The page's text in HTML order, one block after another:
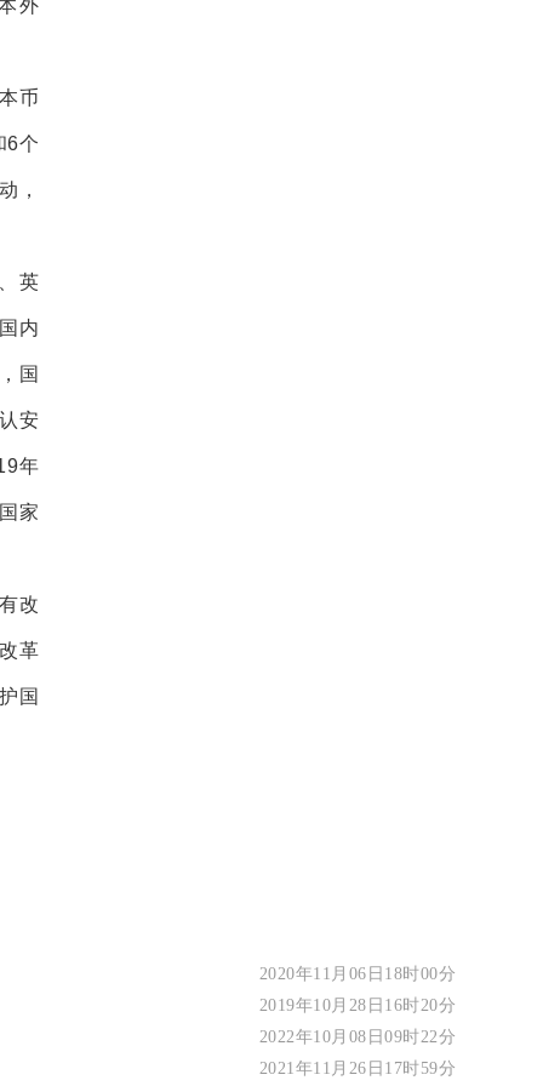
外
币
6个
，
英
内
国
安
年
家
改
革
国
2020年11月06日18时00分
2019年10月28日16时20分
2022年10月08日09时22分
2021年11月26日17时59分